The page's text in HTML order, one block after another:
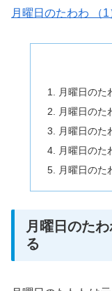
月曜日のたわわ （1
月曜日のた
月曜日のた
月曜日のた
月曜日のた
月曜日のた
月曜日のた
る